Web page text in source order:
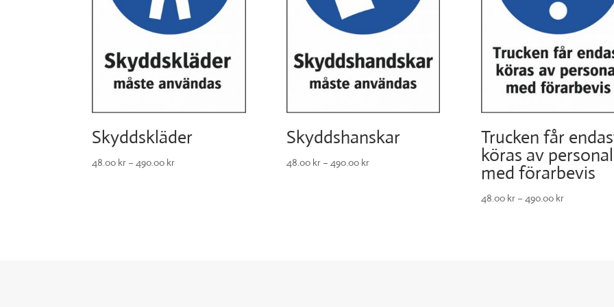
Skyddskläder
48.00 kr –490.00 kr
Skyddshanskar
48.00 kr– 490.00 kr
Trucken får
köras av personal
med förarbevis
48.00 kr– 490.00 kr